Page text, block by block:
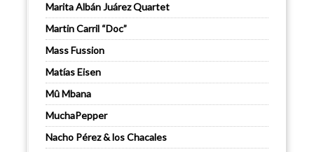
Marita Albán Juárez Quartet
Martin Carril “Doc”
Mass Fussion
Matías Eisen
Mû Mbana
MuchaPepper
Nacho Pérez & los Chacales